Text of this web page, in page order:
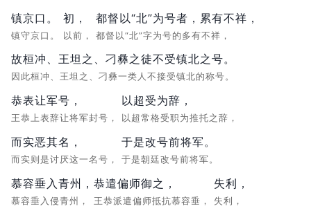
镇京口。
镇守京口。
初，
以前，
都督以“北”为号者，累有不祥，
都督以“北”字为号的多有不祥，
故桓冲、王坦之、刁彝之徒不受镇北之号。
因此桓冲、王坦之、刁彝一类人不接受镇北的称号。
恭表让军号，
王恭上表辞让将军封号，
以超受为辞，
以超常格受职为推托之辞，
而实恶其名，
而实则是讨厌这一名号，
于是改号前将军。
于是朝廷改号前将军。
慕容垂入青州，
慕容垂入侵青州，
恭遣偏师御之，
王恭派遣偏师抵抗慕容垂，
失利，
失利，